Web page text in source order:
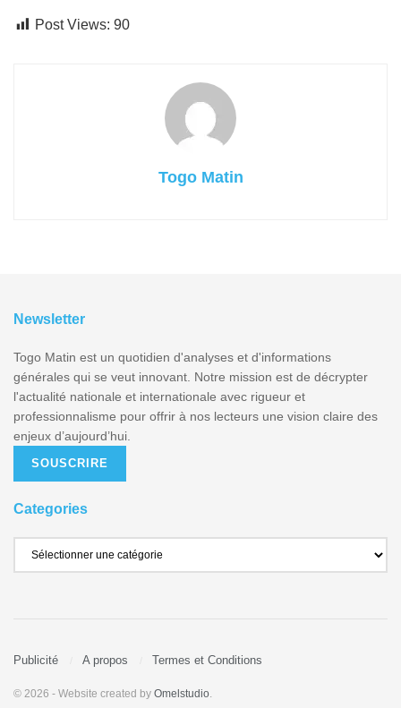
Post Views: 90
Togo Matin
Newsletter
Togo Matin est un quotidien d'analyses et d'informations
générales qui se veut innovant. Notre mission est de décrypter
l'actualité nationale et internationale avec rigueur et
professionnalisme pour offrir à nos lecteurs une vision claire des
enjeux d’aujourd’hui.
SOUSCRIRE
Categories
Publicité A propos Termes et Conditions
© 2026 - Website created by Omelstudio